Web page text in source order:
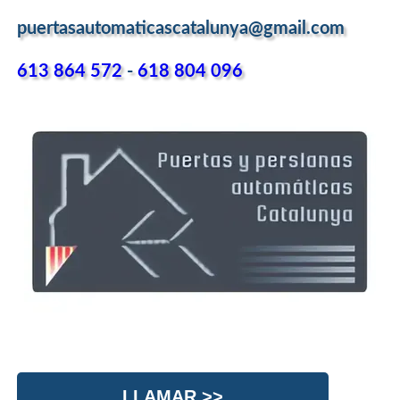
puertasautomaticascatalunya@gmail.com
613 864 572-618 804 096